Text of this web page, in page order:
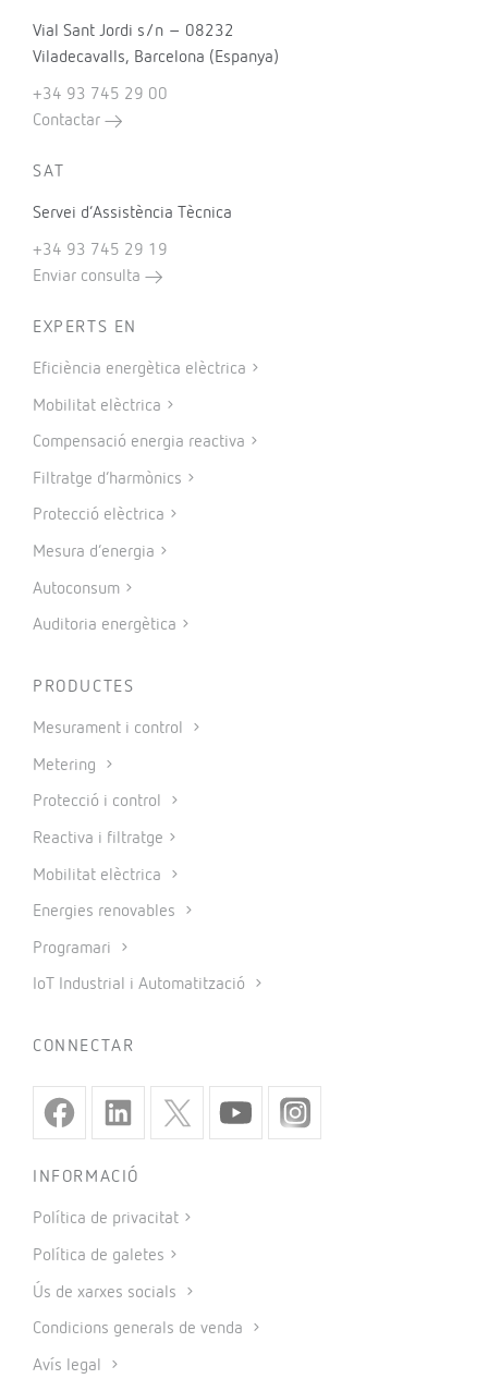
Vial Sant Jordi s/n – 08232
Viladecavalls, Barcelona (Espanya)
+34 93 745 29 00
Contactar
SAT
Servei d’Assistència Tècnica
+34 93 745 29 19
Enviar consulta
EXPERTS EN
Eficiència energètica elèctrica
Mobilitat elèctrica
Compensació energia reactiva
Filtratge d’harmònics
Protecció elèctrica
Mesura d’energia
Autoconsum
Auditoria energètica
PRODUCTES
Mesurament i control
Metering
Protecció i control
Reactiva i filtratge
Mobilitat elèctrica
Energies renovables
Programari
IoT Industrial i Automatització
CONNECTAR
INFORMACIÓ
Política de privacitat
Política de galetes
Ús de xarxes socials
Condicions generals de venda
Avís legal